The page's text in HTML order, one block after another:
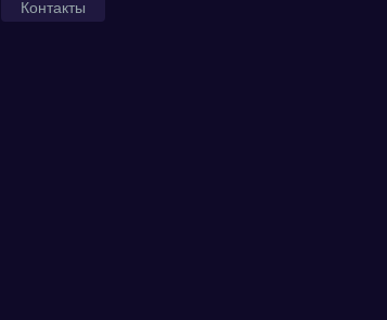
Контакты